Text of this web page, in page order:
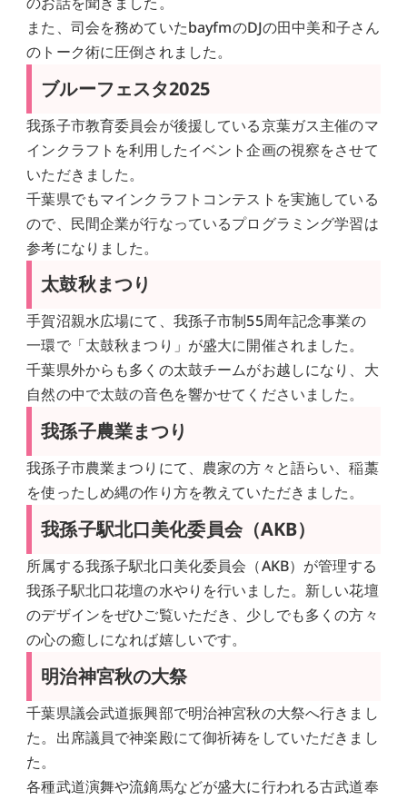
また、司会を務めていたbayfmのDJの田中美和子さん
のトーク術に圧倒されました。
ブルーフェスタ2025
我孫子市教育委員会が後援している京葉ガス主催のマ
インクラフトを利用したイベント企画の視察をさせて
いただきました。
千葉県でもマインクラフトコンテストを実施している
ので、民間企業が行なっているプログラミング学習は
参考になりました。
太鼓秋まつり
手賀沼親水広場にて、我孫子市制55周年記念事業の
一環で「太鼓秋まつり」が盛大に開催されました。
千葉県外からも多くの太鼓チームがお越しになり、大
自然の中で太鼓の音色を響かせてくださいました。
我孫子農業まつり
我孫子市農業まつりにて、農家の方々と語らい、稲藁
を使ったしめ縄の作り方を教えていただきました。
我孫子駅北口美化委員会（AKB）
所属する我孫子駅北口美化委員会（AKB）が管理する
我孫子駅北口花壇の水やりを行いました。新しい花壇
のデザインをぜひご覧いただき、少しでも多くの方々
の心の癒しになれば嬉しいです。
明治神宮秋の大祭
千葉県議会武道振興部で明治神宮秋の大祭へ行きまし
た。出席議員で神楽殿にて御祈祷をしていただきまし
た。
各種武道演舞や流鏑馬などが盛大に行われる古武道奉